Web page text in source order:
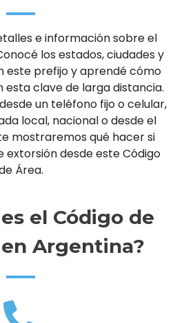
e información sobre el
los estados, ciudades y
este prefijo y aprendé cómo
clave de larga distancia.
un teléfono fijo o celular,
local, nacional o desde el
mostraremos qué hacer si
extorsión desde este Código
Área.
el Código de
Argentina?